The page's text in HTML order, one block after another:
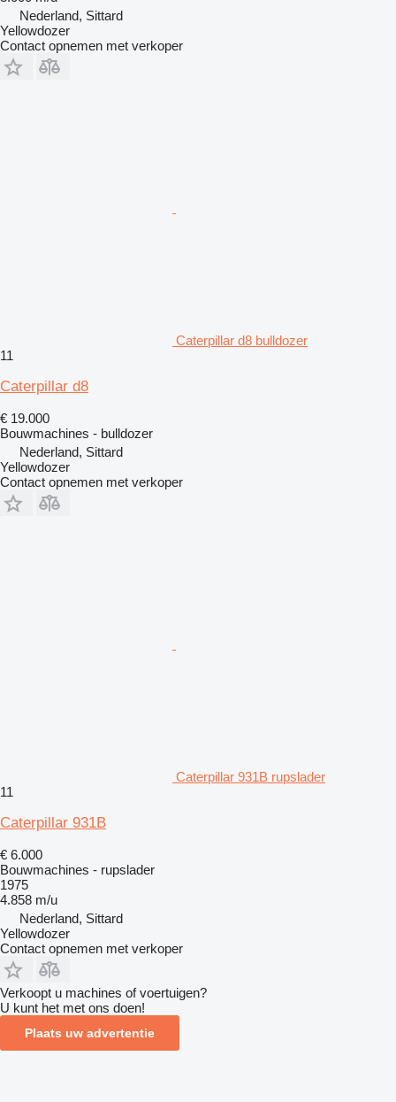
Nederland, Sittard
Yellowdozer
Contact opnemen met verkoper
Caterpillar d8 bulldozer
11
Caterpillar d8
€ 19.000
Bouwmachines - bulldozer
Nederland, Sittard
Yellowdozer
Contact opnemen met verkoper
Caterpillar 931B rupslader
11
Caterpillar 931B
€ 6.000
Bouwmachines - rupslader
1975
4.858 m/u
Nederland, Sittard
Yellowdozer
Contact opnemen met verkoper
Verkoopt u machines of voertuigen?
U kunt het met ons doen!
Plaats uw advertentie